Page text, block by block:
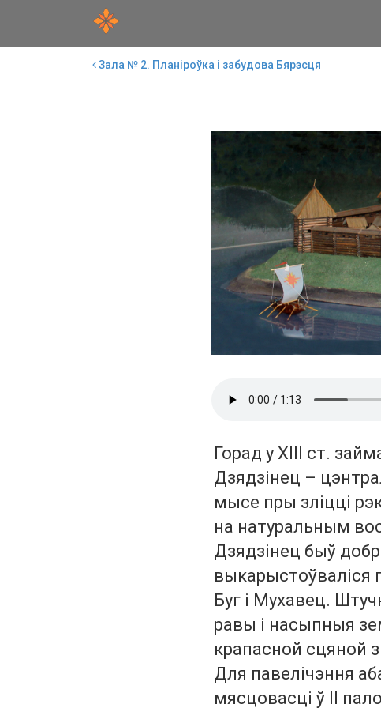
Зала № 2. Планіроўка і забудова Бярэсця
Горад у ХІІІ ст.
Дзядзінец –
мысе пры зліцці
на натуральным
Дзядзінец быў
Буг і Мухавец.
равы і насыпныя
крапасной сцяной
Для павелічэння
мясцовасці ў ІІ